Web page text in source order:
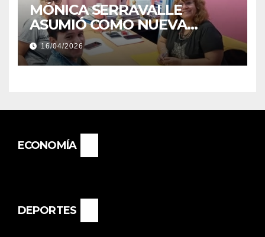
MÓNICA SERRAVALLE
ASUMIÓ COMO NUEVA
DIRECTORA DEL E.E.S. N° 82
«RENÉ FAVALORO» DE
BASAIL.
16/04/2026
ECONOMÍA
DEPORTES